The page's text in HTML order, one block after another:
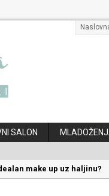
SALON
make up uz haljinu?